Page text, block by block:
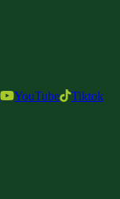
YouTube Tiktok